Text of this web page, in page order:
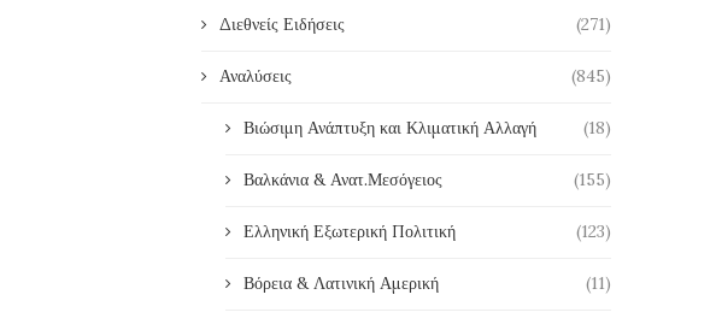
Διεθνείς Ειδήσεις (271)
Αναλύσεις (845)
Βιώσιμη Ανάπτυξη και Κλιματική Αλλαγή (18)
Βαλκάνια & Ανατ.Μεσόγειος (155)
Ελληνική Εξωτερική Πολιτική (123)
Βόρεια & Λατινική Αμερική (11)